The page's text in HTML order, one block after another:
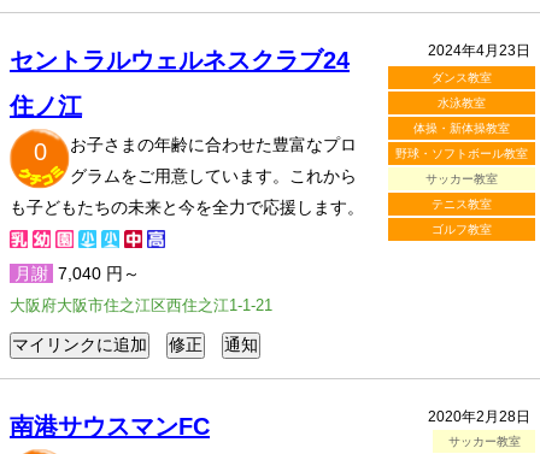
2024年4月23日
ダンス教室
水泳教室
体操・新体操教室
野球・ソフトボール教室
サッカー教室
テニス教室
ゴルフ教室
セントラルウェルネスクラブ24
住ノ江
0
お子さまの年齢に合わせた豊富なプロ
グラムをご用意しています。これから
も子どもたちの未来と今を全力で応援します。
月謝 7,040 円～
大阪府大阪市住之江区西住之江1-1-21
2020年2月28日
サッカー教室
南港サウスマンFC